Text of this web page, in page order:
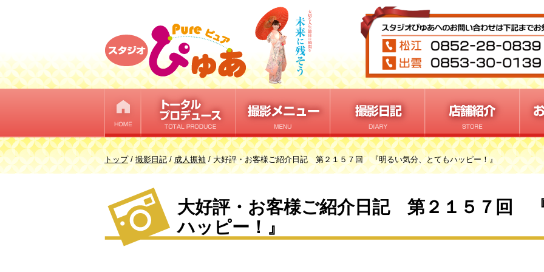
現
在
位
置：
トップ/撮影日記/成人振袖/大好評・お客様ご紹介日記 第２１５７回 『明るい気分、とてもハッピー！』
大好評・お客様ご紹介日記 第２１５７回
ハッピー！』